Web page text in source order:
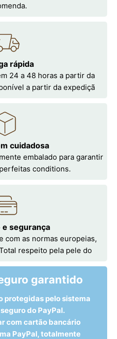
rápida
24 a 48 horas a partir da
a partir da expediçã
cuidadosa
embalado para garantir
conditions.
e segurança
com as normas europeias,
respeito pela pele do
garantido
protegidas pelo sistema
do PayPal.
com cartão bancário
PayPal, totalmente